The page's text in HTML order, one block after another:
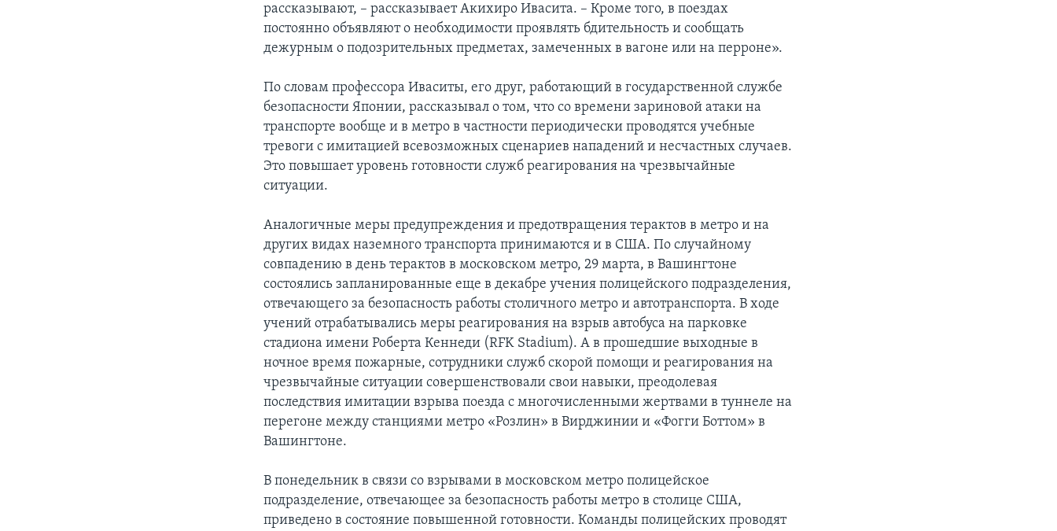
рассказывают, – рассказывает Акихиро Ивасита. – Кроме того, в поездах
постоянно объявляют о необходимости проявлять бдительность и сообщать
дежурным о подозрительных предметах, замеченных в вагоне или на перроне».
По словам профессора Иваситы, его друг, работающий в государственной службе
безопасности Японии, рассказывал о том, что со времени зариновой атаки на
транспорте вообще и в метро в частности периодически проводятся учебные
тревоги с имитацией всевозможных сценариев нападений и несчастных случаев.
Это повышает уровень готовности служб реагирования на чрезвычайные
ситуации.
Аналогичные меры предупреждения и предотвращения терактов в метро и на
других видах наземного транспорта принимаются и в США. По случайному
совпадению в день терактов в московском метро, 29 марта, в Вашингтоне
состоялись запланированные еще в декабре учения полицейского подразделения,
отвечающего за безопасность работы столичного метро и автотранспорта. В ходе
учений отрабатывались меры реагирования на взрыв автобуса на парковке
стадиона имени Роберта Кеннеди (RFK Stadium). А в прошедшие выходные в
ночное время пожарные, сотрудники служб скорой помощи и реагирования на
чрезвычайные ситуации совершенствовали свои навыки, преодолевая
последствия имитации взрыва поезда с многочисленными жертвами в туннеле на
перегоне между станциями метро «Розлин» в Вирджинии и «Фогги Боттом» в
Вашингтоне.
В понедельник в связи со взрывами в московском метро полицейское
подразделение, отвечающее за безопасность работы метро в столице США,
приведено в состояние повышенной готовности. Команды полицейских проводят